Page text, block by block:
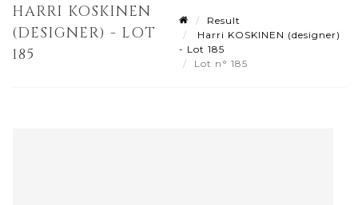
HARRI KOSKINEN
(DESIGNER) - LOT
185
Result
Harri KOSKINEN (designer)
- Lot 185
Lot n° 185